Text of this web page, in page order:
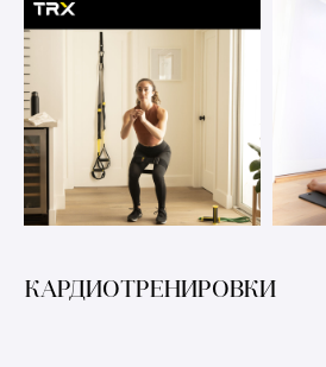
КАРДИОТРЕНИРОВКИ